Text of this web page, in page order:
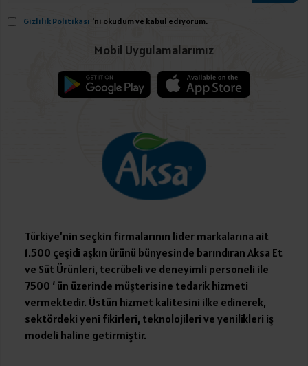
Gizlilik Politikası 'ni okudum ve kabul ediyorum.
Mobil Uygulamalarımız
Türkiye’nin seçkin firmalarının lider markalarına ait
1.500 çeşidi aşkın ürünü bünyesinde barındıran Aksa Et
ve Süt Ürünleri, tecrübeli ve deneyimli personeli ile
7500 ‘ ün üzerinde müşterisine tedarik hizmeti
vermektedir. Üstün hizmet kalitesini ilke edinerek,
sektördeki yeni fikirleri, teknolojileri ve yenilikleri iş
modeli haline getirmiştir.